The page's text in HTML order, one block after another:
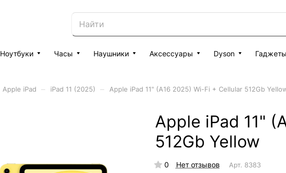
Ноутбуки Часы Наушники Аксессуары Dyson Гаджеты
Apple iPad iPad 11 (2025) Apple iPad 11" (A16 2025) Wi-Fi + Cellular 512Gb
Apple iPad 11"
512Gb Yellow
0 Нет отзывов Арт. 8383